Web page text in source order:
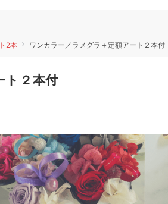
2本 ワンカラー／ラメグラ＋定額アート２本付
ト２本付